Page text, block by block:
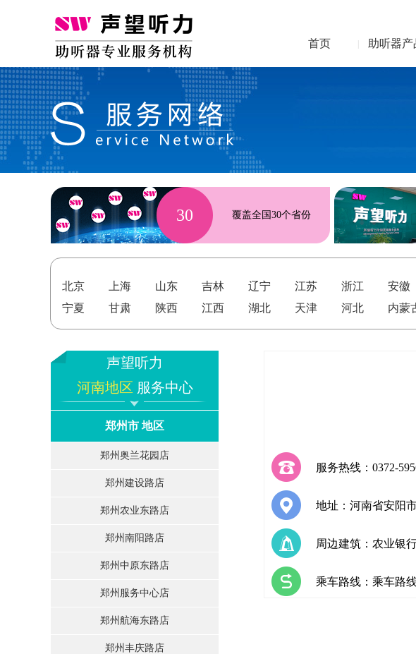
助听器产
首页
30 覆盖全国30个省份
北京
上海 山东 吉林 辽宁 江苏 浙江 安徽
宁夏
甘肃 陕西 江西 湖北 天津 河北 内蒙
声望听力
河南地区 服务中心
郑州市 地区
郑州奥兰花园店
郑州建设路店
郑州农业东路店
郑州南阳路店
郑州中原东路店
郑州服务中心店
郑州航海东路店
郑州丰庆路店
服务热线：0372-
地址：河南省安阳
周边建筑：农业银
乘车路线：乘车路